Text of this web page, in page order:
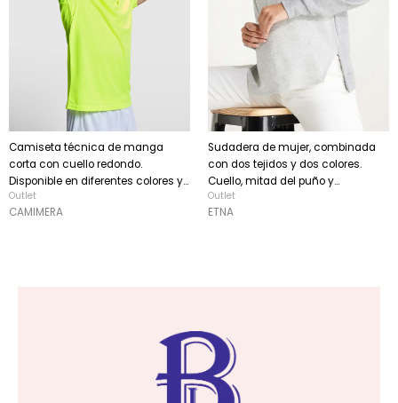
Camiseta técnica de manga
corta con cuello redondo.
Disponible en diferentes colores y...
Outlet
CAMIMERA
Sudadera de mujer, combinada
con dos tejidos y dos colores.
Cuello, mitad del puño y...
Outlet
ETNA